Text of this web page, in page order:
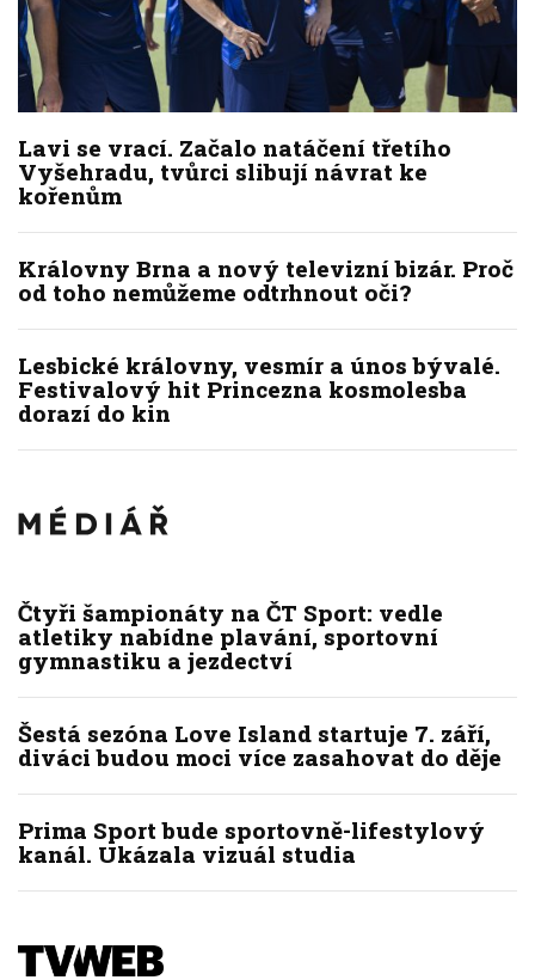
Lavi se vrací. Začalo natáčení třetího
Vyšehradu, tvůrci slibují návrat ke
kořenům
Královny Brna a nový televizní bizár. Proč
od toho nemůžeme odtrhnout oči?
Lesbické královny, vesmír a únos bývalé.
Festivalový hit Princezna kosmolesba
dorazí do kin
Čtyři šampionáty na ČT Sport: vedle
atletiky nabídne plavání, sportovní
gymnastiku a jezdectví
Šestá sezóna Love Island startuje 7. září,
diváci budou moci více zasahovat do děje
Prima Sport bude sportovně-lifestylový
kanál. Ukázala vizuál studia